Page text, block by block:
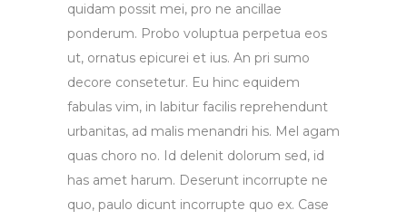
quidam possit mei, pro ne ancillae
ponderum. Probo voluptua perpetua eos
ut, ornatus epicurei et ius. An pri sumo
decore consetetur. Eu hinc equidem
fabulas vim, in labitur facilis reprehendunt
urbanitas, ad malis menandri his. Mel agam
quas choro no. Id delenit dolorum sed, id
has amet harum. Deserunt incorrupte ne
quo, paulo dicunt incorrupte quo ex. Case